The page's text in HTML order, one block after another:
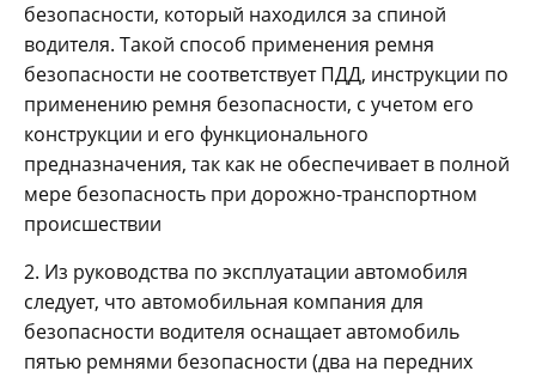
безопасности, который находился за спиной
водителя. Такой способ применения ремня
безопасности не соответствует ПДД, инструкции по
применению ремня безопасности, с учетом его
конструкции и его функционального
предназначения, так как не обеспечивает в полной
мере безопасность при дорожно-транспортном
происшествии
2. Из руководства по эксплуатации автомобиля
следует, что автомобильная компания для
безопасности водителя оснащает автомобиль
пятью ремнями безопасности (два на передних